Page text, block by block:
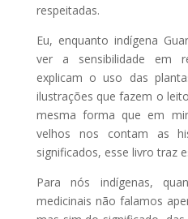
respeitadas.
Eu, enquanto indígena
ver a sensibilidade em
explicam o uso das
ilustrações que fazem o
mesma forma que em
velhos nos contam as
significados, esse livro traz
Para nós indígenas,
medicinais não falamos